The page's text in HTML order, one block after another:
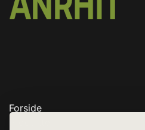
Forside